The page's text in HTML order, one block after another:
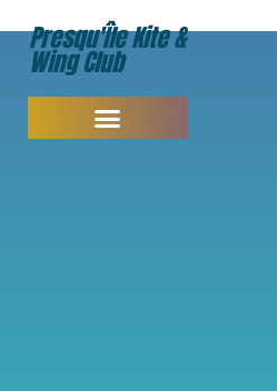
Presqu'Île Kite &
Wing Club